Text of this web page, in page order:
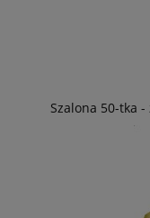
Szalona 50-tka